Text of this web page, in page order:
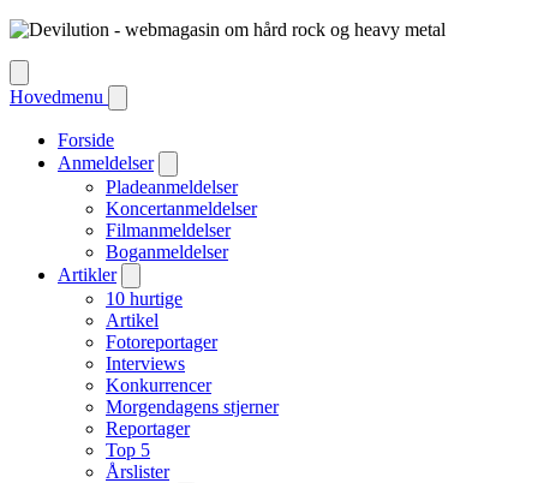
Hovedmenu
Forside
Anmeldelser
Pladeanmeldelser
Koncertanmeldelser
Filmanmeldelser
Boganmeldelser
Artikler
10 hurtige
Artikel
Fotoreportager
Interviews
Konkurrencer
Morgendagens stjerner
Reportager
Top 5
Årslister